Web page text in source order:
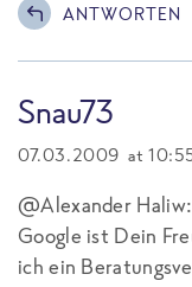
ANTWORTEN
Snau73
07.03.2009 at
@Alexander Haliw:
Google ist Dein
ich ein